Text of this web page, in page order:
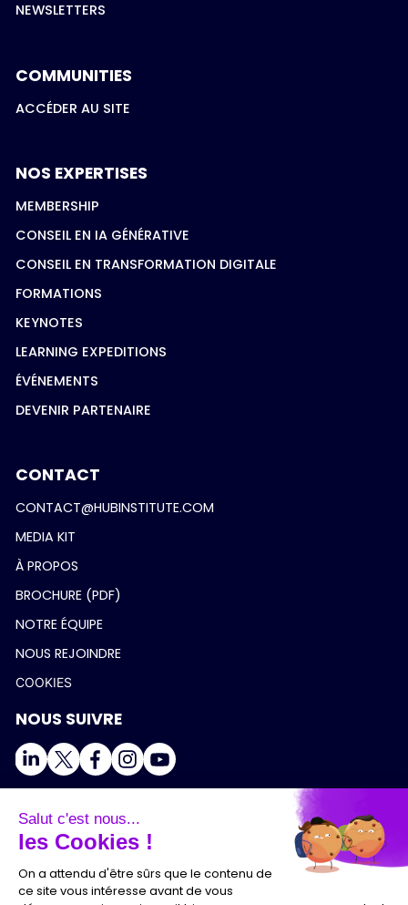
NEWSLETTERS
COMMUNITIES
ACCÉDER AU SITE
NOS EXPERTISES
MEMBERSHIP
CONSEIL EN IA GÉNÉRATIVE
CONSEIL EN TRANSFORMATION DIGITALE
FORMATIONS
KEYNOTES
LEARNING EXPEDITIONS
ÉVÉNEMENTS
DEVENIR PARTENAIRE
CONTACT
CONTACT@HUBINSTITUTE.COM
MEDIA KIT
À PROPOS
BROCHURE (PDF)
NOTRE ÉQUIPE
NOUS REJOINDRE
COOKIES
NOUS SUIVRE
Salut c'est nous...
les Cookies !
On a attendu d'être sûrs que le contenu de
ce site vous intéresse avant de vous